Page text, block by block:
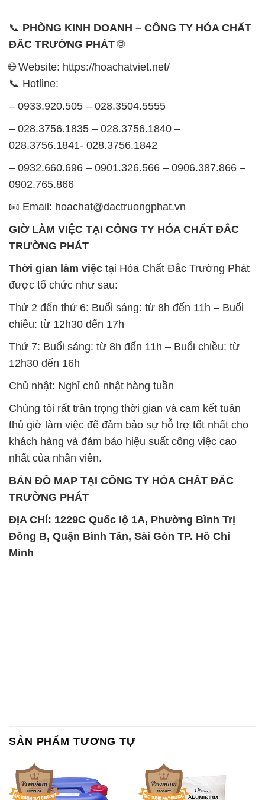
– 0932.660.696 – 0901.326.566 – 0906.387.866 –
0902.765.866
📧 Email: hoachat@dactruongphat.vn
GIỜ LÀM VIỆC TẠI CÔNG TY HÓA CHẤT ĐẮC
TRƯỜNG PHÁT
Thời gian làm việctại Hóa Chất Đắc Trường Phát
được tổ chức như sau:
Thứ 2 đến thứ 6: Buổi sáng: từ 8h đến 11h – Buổi
chiều: từ 12h30 đến 17h
Thứ 7: Buổi sáng: từ 8h đến 11h – Buổi chiều: từ
Chủ nhật: Nghỉ chủ nhật hàng tuần
Chúng tôi rất trân trọng thời gian và cam kết tuân
thủ giờ làm việc để đảm bảo sự hỗ trợ tốt nhất cho
nhất của nhân viên.
TRƯỜNG PHÁT
Đông B, Quận Bình Tân, Sài Gòn TP. Hồ Chí
Minh